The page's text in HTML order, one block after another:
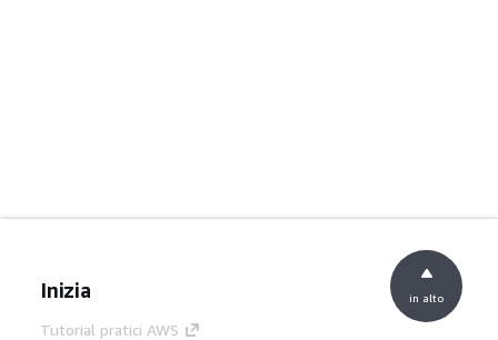
Inizia
Tutorial pratici AWS
in alto